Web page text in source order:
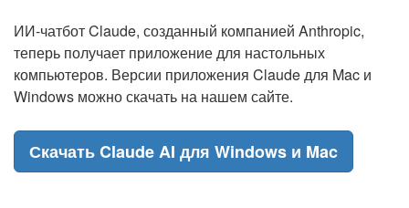
ИИ-чатбот Claude, созданный компанией Anthropic,
теперь получает приложение для настольных
компьютеров. Версии приложения Claude для Mac и
Windows можно скачать на нашем сайте.
Скачать Claude AI для Windows и Mac